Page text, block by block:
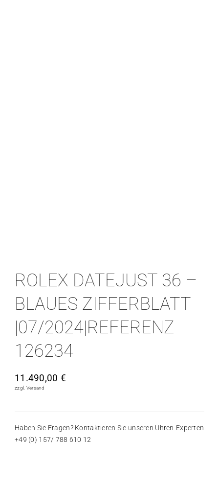
ROLEX DATEJUST 36 –
BLAUES ZIFFERBLATT
|07/2024|REFERENZ
126234
11.490,00 €
zzgl. Versand
Haben Sie Fragen? Kontaktieren Sie unseren Uhren-Experten
+49 (0) 157/ 788 610 12